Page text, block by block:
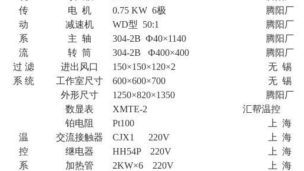
传
动
系
流
电 机 0.75 KW 6极
腾阳厂
减速机
WD型 50:1
腾阳厂
主 轴
304-2B Ф40×1140
腾阳厂
转 筒
304-2B Ф400×400
腾阳厂
过 滤
系 统
进出风口 150×150×120×2 无 锡
工作室尺寸
600×600×700 无 锡
外形尺寸
1250×820×1350 腾阳厂
温
控
系
数显表 XMTE-2
汇帮温控
铂电阻
Pt100 上 海
交流接触器
CJX1 220V 上 海
继电器
HH54P 220V 上 海
加热管
2KW×6 220V 上 海